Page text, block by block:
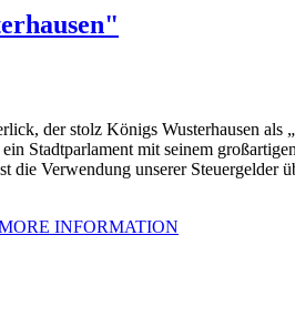
der stolz Königs Wusterhausen
Stadtparlament mit seinem
die Verwendung unserer
INFORMATION